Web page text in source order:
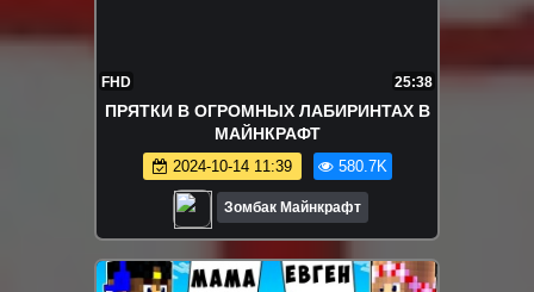
FHD 25:38
ПРЯТКИ В ОГРОМНЫХ ЛАБИРИНТАХ В
МАЙНКРАФТ
2024-10-14 11:39 580.7K
Зомбак Майнкрафт